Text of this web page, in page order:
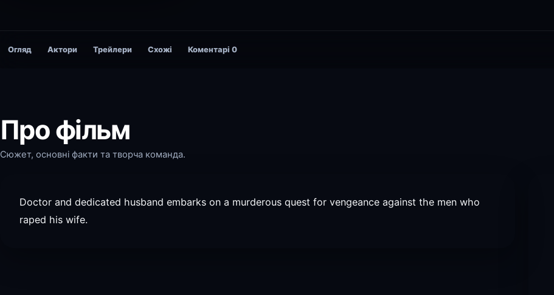
Огляд Актори Трейлери Схожі Коментарі 0
Про фільм
Сюжет, основні факти та творча команда.
Doctor and dedicated husband embarks on a murderous quest for vengeance against the men who
raped his wife.